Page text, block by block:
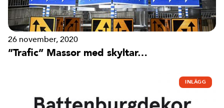
26 november, 2020
”Trafic” Massor med skyltar…
INLÄGG